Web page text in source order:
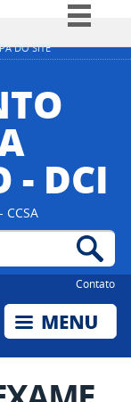
DO SITE
informação
- DCI
CCSA
Contato